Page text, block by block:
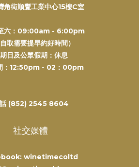
角街順豐工業中心15樓C室
六：09:00am - 6:00pm
自取需要提早約好時間）
日及公眾假期：休息
：12:50pm - 02：00pm
(852) 2545 8604
社交媒體
winetimecoltd